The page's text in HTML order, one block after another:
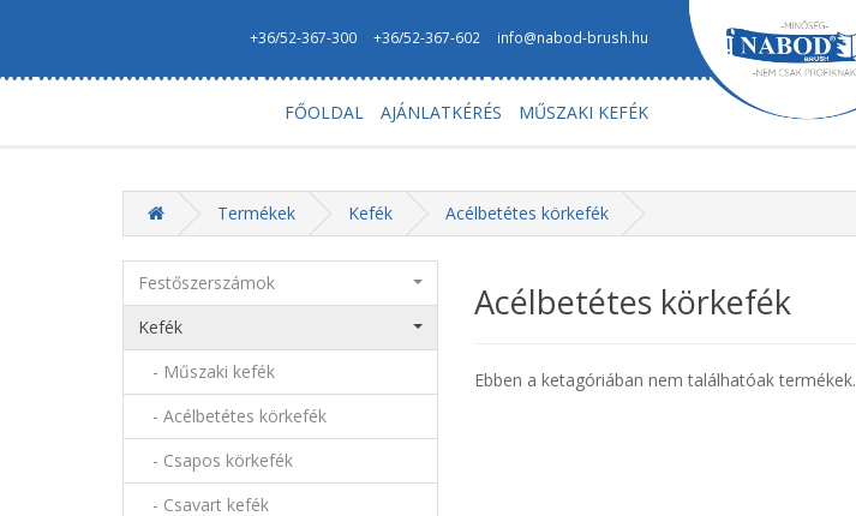
+36/52-367-300 +36/52-367-602 info@nabod-brush.hu
FŐOLDAL AJÁNLATKÉRÉS MŰSZAKI KEFÉK
Termékek Kefék Acélbetétes körkefék
Festőszerszámok
Kefék
- Műszaki kefék
- Acélbetétes körkefék
- Csapos körkefék
- Csavart kefék
Acélbetétes körkefék
Ebben a ketagóriában nem találhatóak termékek.